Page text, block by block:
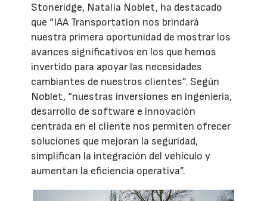
Stoneridge, Natalia Noblet, ha destacado
que “IAA Transportation nos brindará
nuestra primera oportunidad de mostrar los
avances significativos en los que hemos
invertido para apoyar las necesidades
cambiantes de nuestros clientes”. Según
Noblet, “nuestras inversiones en ingeniería,
desarrollo de software e innovación
centrada en el cliente nos permiten ofrecer
soluciones que mejoran la seguridad,
simplifican la integración del vehículo y
aumentan la eficiencia operativa”.